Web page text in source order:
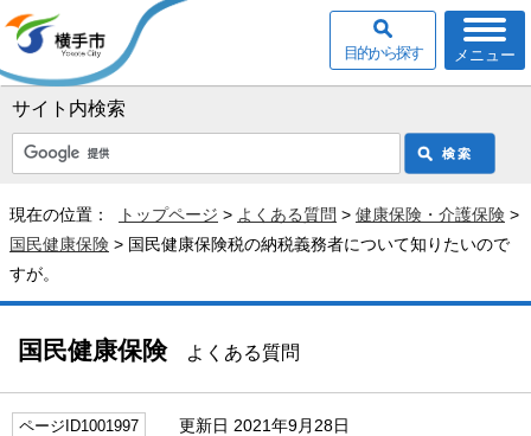
サイト内検索
メニュー
目的から探す
現在の位置： トップページ > よくある質問 > 健康保険・介護保険 >
国民健康保険 > 国民健康保険税の納税義務者について知りたいので
すが。
国民健康保険よくある質問
ページID1001997 更新日 2021年9月28日